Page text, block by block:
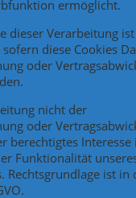
ermöglicht.
dieser Verarbeitung
sofern diese Cookies
oder
nicht der
oder
berechtigtes Interesse
Funktionalität
Rechtsgrundlage ist in